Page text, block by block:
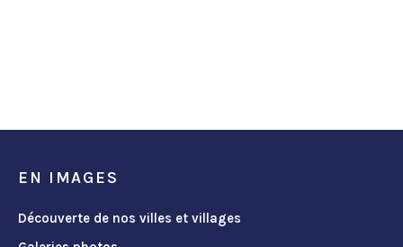
EN IMAGES
Découverte de nos villes et villages